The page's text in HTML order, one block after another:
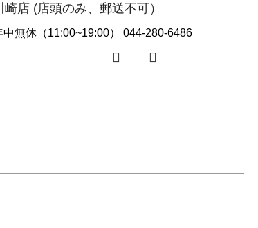
崎店 (店頭のみ、郵送不可）
中無休（11:00~19:00） 044-280-6486